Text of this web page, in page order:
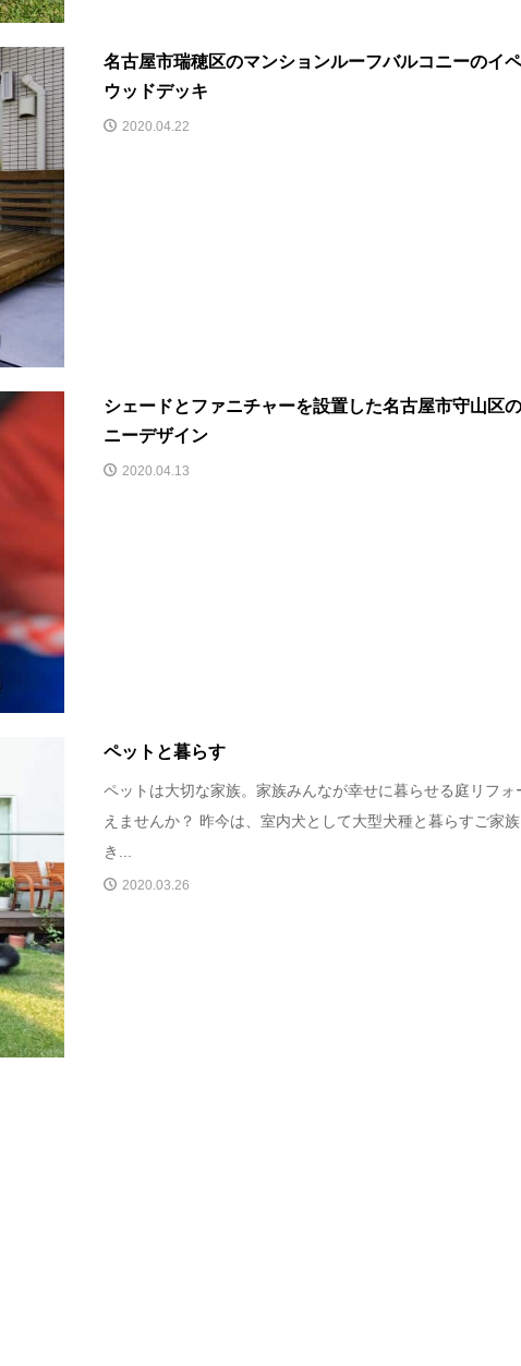
名古屋市瑞穂区のマンションルーフバルコニーのイ
ウッドデッキ
2020.04.22
シェードとファニチャーを設置した名古屋市守山区
ニーデザイン
2020.04.13
ペットと暮らす
ペットは大切な家族。家族みんなが幸せに暮らせる庭リフォ
えませんか？ 昨今は、室内犬として大型犬種と暮らすご家
き...
2020.03.26